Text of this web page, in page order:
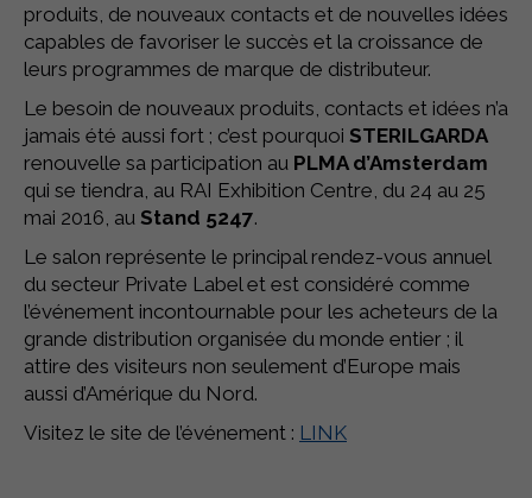
produits, de nouveaux contacts et de nouvelles idées
capables de favoriser le succès et la croissance de
leurs programmes de marque de distributeur.
Le besoin de nouveaux produits, contacts et idées n’a
jamais été aussi fort ; c’est pourquoi STERILGARDA
renouvelle sa participation au PLMA d’Amsterdam
qui se tiendra, au RAI Exhibition Centre, du 24 au 25
mai 2016, au Stand 5247.
Le salon représente le principal rendez-vous annuel
du secteur Private Label et est considéré comme
l’événement incontournable pour les acheteurs de la
grande distribution organisée du monde entier ; il
attire des visiteurs non seulement d’Europe mais
aussi d’Amérique du Nord.
Visitez le site de l’événement : LINK